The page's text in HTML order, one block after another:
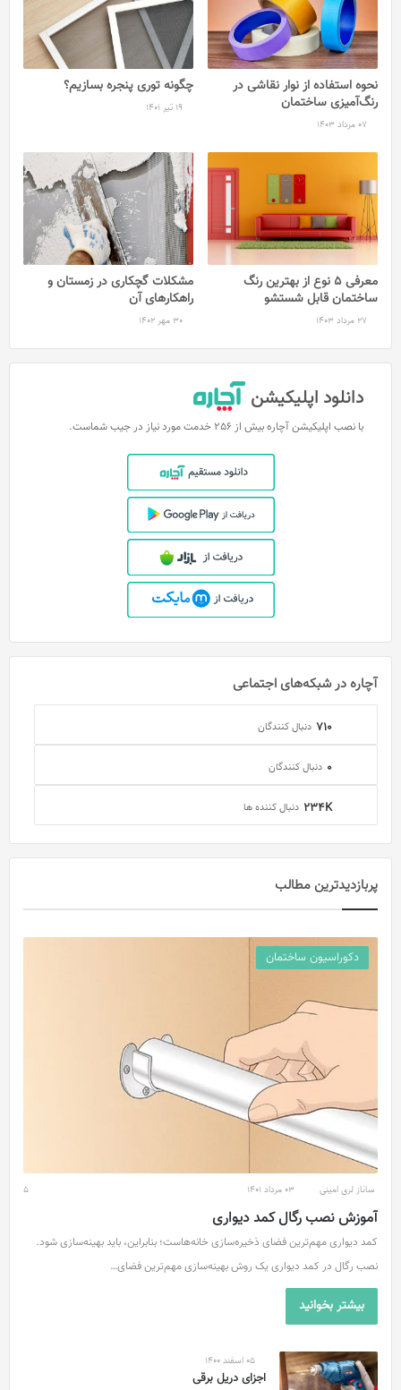
نحوه استفاده از نوار نقاشی در
رنگ‌آمیزی ساختمان
07 مرداد 1403
چگونه توری پنجره بسازیم؟
19 تیر 1401
معرفی 5 نوع از بهترین رنگ
ساختمان قابل شستشو
27 مرداد 1403
مشکلات گچکاری در زمستان و
راهکارهای آن
30 مهر 1402
دانلود اپلیکیشن
با نصب اپلیکیشن آچاره بیش از 256 خدمت مورد نیاز در جیب شماست.
آچاره در شبکه‌های اجتماعی
710 دنبال کنندگان
0 دنبال کنندگان
234K دنبال کننده ها
پربازدید‌ترین مطالب
دکوراسیون ساختمان
ساناز لری امینی 03 مرداد 1401 5
آموزش نصب رگال کمد دیواری
کمد دیواری مهم‌ترین فضای ذخیره‌سازی خانه‌هاست؛ بنابراین، باید بهینه‌سازی شود.
نصب رگال در کمد دیواری یک روش بهینه‌سازی مهم‌ترین فضای…
بیشتر بخوانید
05 اسفند 1400
اجزای دریل برقی